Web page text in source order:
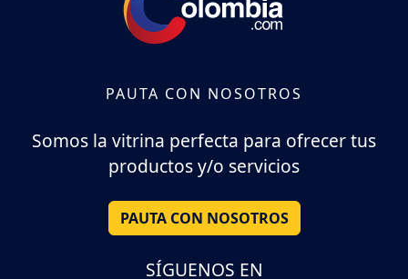
PAUTA CON NOSOTROS
Somos la vitrina perfecta para ofrecer tus
productos y/o servicios
PAUTA CON NOSOTROS
SÍGUENOS EN